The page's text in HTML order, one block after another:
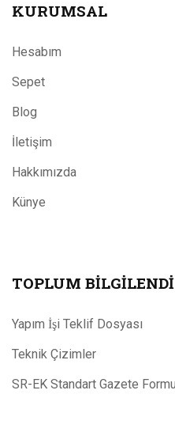
KURUMSAL
Hesabım
Sepet
Blog
İletişim
Hakkımızda
Künye
TOPLUM
Yapım İşi Teklif Dosyası
Teknik Çizimler
SR-EK Standart Gazete Formu